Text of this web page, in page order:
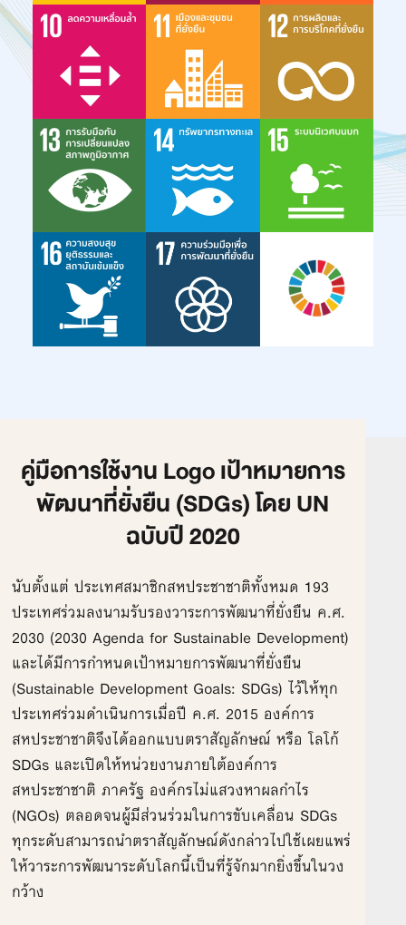
คู่มือการใช้งาน Logo เป้าหมายการ
พัฒนาที่ยั่งยืน (SDGs) โดย UN
ฉบับปี 2020
นับตั้งแต่ ประเทศสมาชิกสหประชาชาติทั้งหมด 193
ประเทศร่วมลงนามรับรองวาระการพัฒนาที่ยั่งยืน ค.ศ.
2030 (2030 Agenda for Sustainable Development)
และได้มีการกำหนดเป้าหมายการพัฒนาที่ยั่งยืน
(Sustainable Development Goals: SDGs) ไว้ให้ทุก
ประเทศร่วมดำเนินการเมื่อปี ค.ศ. 2015 องค์การ
สหประชาชาติจึงได้ออกแบบตราสัญลักษณ์ หรือ โลโก้
SDGs และเปิดให้หน่วยงานภายใต้องค์การ
สหประชาชาติ ภาครัฐ องค์กรไม่แสวงหาผลกำไร
(NGOs) ตลอดจนผู้มีส่วนร่วมในการขับเคลื่อน SDGs
ทุกระดับสามารถนำตราสัญลักษณ์ดังกล่าวไปใช้เผยแพร่
ให้วาระการพัฒนาระดับโลกนี้เป็นที่รู้จักมากยิ่งขึ้นในวง
กว้าง